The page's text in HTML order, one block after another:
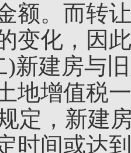
额。而转
变化，因
)新建房与
地增值税
定，新建
时间或达